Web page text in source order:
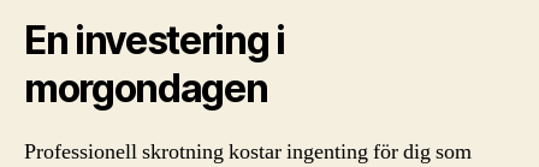
En investering i
morgondagen
Professionell skrotning kostar ingenting för dig som